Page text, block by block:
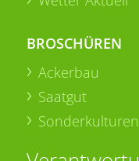
BROSCHÜREN
Ackerbau
Saatgut
Sonderkulturen